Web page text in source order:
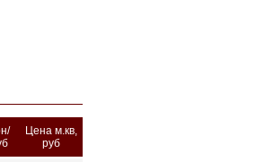
Цена м.кв,
руб